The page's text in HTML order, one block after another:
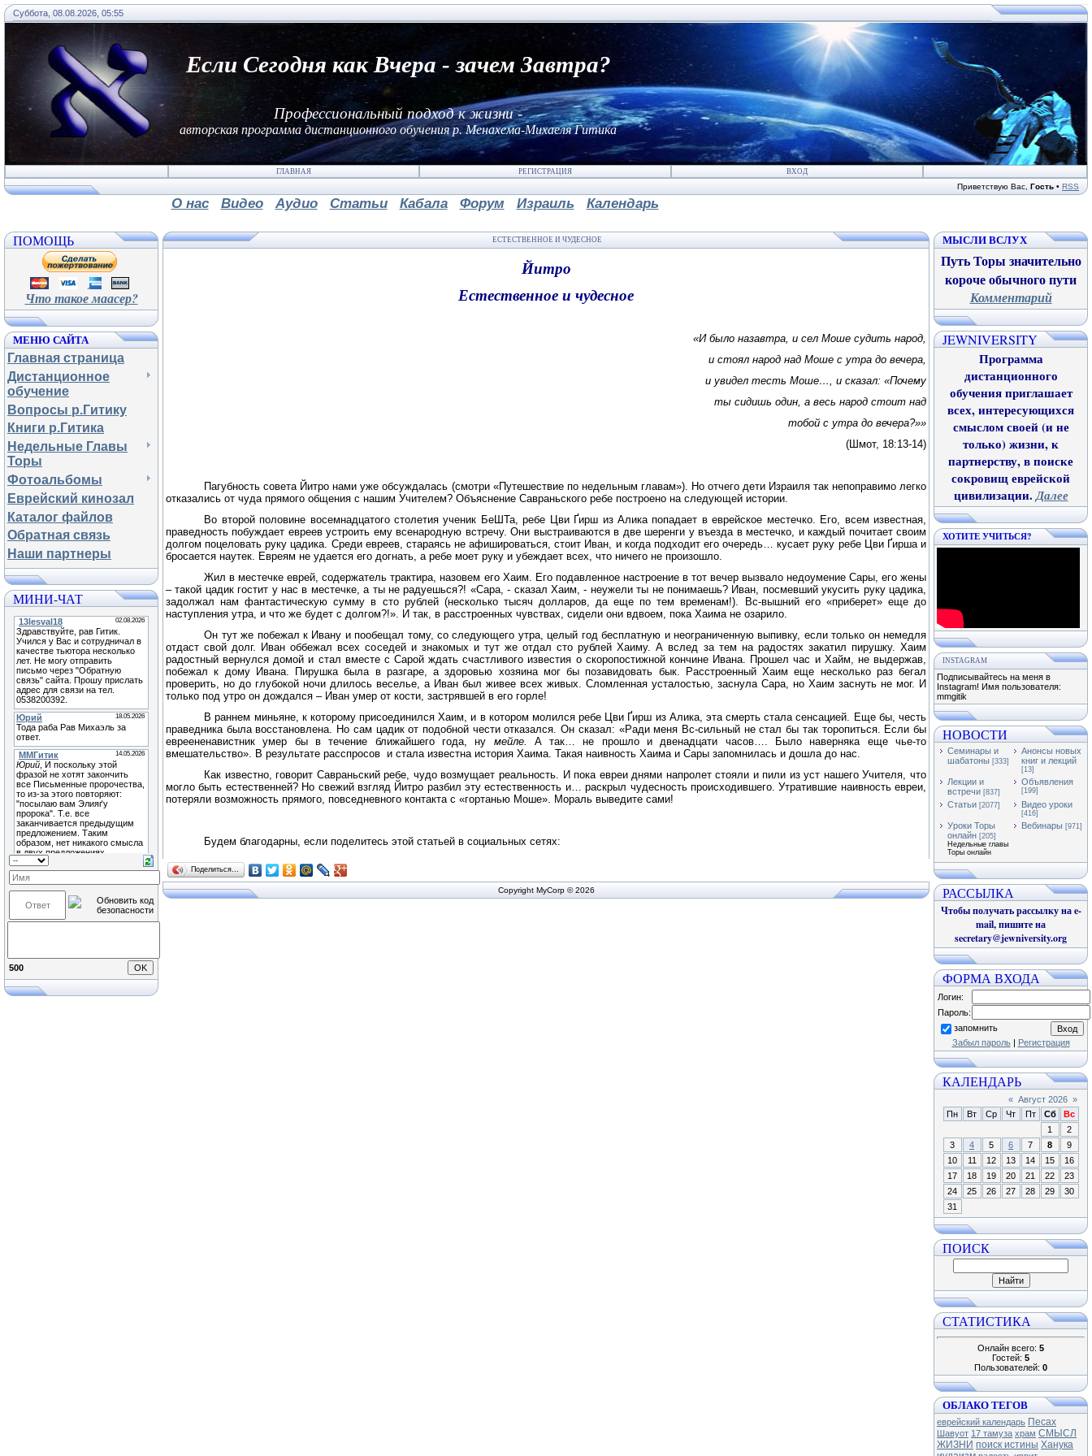
Суббота, 08.08.2026, 05:55
Если Сегодня как Вчера - зачем Завтра?
Профессиональный подход к жизни -
авторская программа дистанционного обучения р. Менахема-Михаеля Гитика
ГЛАВНАЯ РЕГИСТРАЦИЯ ВХОД
Приветствую Вас Гость • RSS
О нас Видео Аудио Статьи Кабала Форум Израиль Календарь
ПОМОЩЬ
Что такое маасер?
МЕНЮ САЙТА
Главная страница
Дистанционное
обучение
Вопросы р.Гитику
Книги р.Гитика
Недельные Главы
Торы
Фотоальбомы
Еврейский кинозал
Каталог файлов
Обратная связь
Наши партнеры
МИНИ-ЧАТ
500
ЕСТЕСТВЕННОЕ И ЧУДЕСНОЕ
Йитро
Естественное и чудесное
«И было назавтра, и сел Моше судить народ,
и стоял народ над Моше с утра до вечера,
и увидел тесть Моше…, и сказал: «Почему
ты сидишь один, а весь народ стоит над
тобой с утра до вечера?»»
(Шмот, 18:13-14)
Пагубность совета Йитро нами уже обсуждалась (смотри «Путешествие по недельным главам»). Но отчего дети Израиля так непоправимо легко
отказались от чуда прямого общения с нашим Учителем? Объяснение Савраньского ребе построено на следующей истории.
Во второй половине восемнадцатого столетия ученик БеШТа, ребе Цви Ґирш из Алика попадает в еврейское местечко. Его, всем известная,
праведность побуждает евреев устроить ему всенародную встречу. Они выстраиваются в две шеренги у въезда в местечко, и каждый почитает своим
долгом поцеловать руку цадика. Среди евреев, стараясь не афишироваться, стоит Иван, и когда подходит его очередь… кусает руку ребе Цви Ґирша и
бросается наутек. Евреям не удается его догнать, а ребе моет руку и убеждает всех, что ничего не произошло.
Жил в местечке еврей, содержатель трактира, назовем его Хаим. Его подавленное настроение в тот вечер вызвало недоумение Сары, его жены
– такой цадик гостит у нас в местечке, а ты не радуешься?! «Сара, - сказал Хаим, - неужели ты не понимаешь? Иван, посмевший укусить руку цадика,
задолжал нам фантастическую сумму в сто рублей (несколько тысяч долларов, да еще по тем временам!). Вс-вышний его «приберет» еще до
наступления утра, и что же будет с долгом?!». И так, в расстроенных чувствах, сидели они вдвоем, пока Хаима не озарило.
Он тут же побежал к Ивану и пообещал тому, со следующего утра, целый год бесплатную и неограниченную выпивку, если только он немедля
отдаст свой долг. Иван оббежал всех соседей и знакомых и тут же отдал сто рублей Хаиму. А вслед за тем на радостях закатил пирушку. Хаим
радостный вернулся домой и стал вместе с Сарой ждать счастливого известия о скоропостижной кончине Ивана. Прошел час и Хайм, не выдержав,
побежал к дому Ивана. Пирушка была в разгаре, а здоровью хозяина мог бы позавидовать бык. Расстроенный Хаим еще несколько раз бегал
проверить, но до глубокой ночи длилось веселье, а Иван был живее всех живых. Сломленная усталостью, заснула Сара, но Хаим заснуть не мог. И
только под утро он дождался – Иван умер от кости, застрявшей в его горле!
В раннем миньяне, к которому присоединился Хаим, и в котором молился ребе Цви Ґирш из Алика, эта смерть стала сенсацией. Еще бы, честь
праведника была восстановлена. Но сам цадик от подобной чести отказался. Он сказал: «Ради меня Вс-сильный не стал бы так торопиться. Если бы
евреененавистник умер бы в течение ближайшего года, ну мейле.
А так… не прошло и двенадцати часов…. Было наверняка еще чье-то
вмешательство». В результате расспросов и стала известна история Хаима. Такая наивность Хаима и Сары запомнилась и дошла до нас.
Как известно, говорит Савраньский ребе, чудо возмущает реальность. И пока евреи днями напролет стояли и пили из уст нашего Учителя, что
могло быть естественней? Но свежий взгляд Йитро разбил эту естественность и… раскрыл чудесность происходившего. Утратившие наивность евреи,
потеряли возможность прямого, повседневного контакта с «гортанью Моше». Мораль выведите сами!
Будем благодарны, если поделитесь этой статьей в социальных сетях:
Поделиться…
Copyright MyCorp © 2026
МЫСЛИ ВСЛУХ
Путь Торы значительно
короче обычного пути
Комментарий
JEWNIVERSITY
Программа
дистанционного
обучения приглашает
всех, интересующихся
смыслом своей (и не
только) жизни, к
партнерству, в поиске
сокровищ еврейской
цивилизации.Далее
ХОТИТЕ УЧИТЬСЯ?
INSTAGRAM
Подписывайтесь на меня в
Instagram! Имя пользователя:
mmgitik
НОВОСТИ
Семинары и
шабатоны [333]
Анонсы новых
книг и лекций
[13]
Лекции и
встречи [837]
Объявления
[199]
Статьи [2077] Видео уроки
[416]
Уроки Торы
онлайн [205]
Недельные главы
Торы онлайн
Вебинары [971]
РАССЫЛКА
Чтобы получать рассылку на e-
mail, пишите на
secretary@jewniversity.org
ФОРМА ВХОДА
Логин:
Пароль:
запомнить
Забыл пароль| Регистрация
КАЛЕНДАРЬ
« Август 2026 »
Пн
Вт Ср Чт Пт Сб
Вс
1
2
3
4 5 6 7 8
9
10
11 12 13 14 15
16
17
18 19 20 21 22
23
24
25 26 27 28 29
30
31
ПОИСК
СТАТИСТИКА
Онлайн всего: 5
Гостей: 5
Пользователей: 0
ОБЛАКО ТЕГОВ
еврейский календарь Песах
Шавуот 17 тамуза храм СМЫСЛ
ЖИЗНИ поиск истины Ханука